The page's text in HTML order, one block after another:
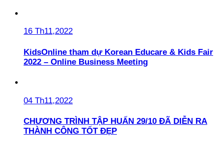
16 Th11,2022
KidsOnline tham dự Korean Educare & Kids Fair
2022 – Online Business Meeting
04 Th11,2022
CHƯƠNG TRÌNH TẬP HUẤN 29/10 ĐÃ DIỄN RA
THÀNH CÔNG TỐT ĐẸP